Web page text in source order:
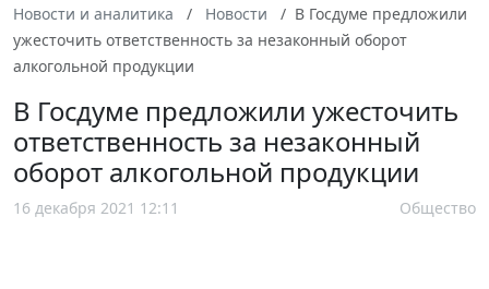
Новости и аналитика Новости
В Госдуме предложили
ужесточить ответственность за незаконный оборот
алкогольной продукции
В Госдуме предложили ужесточить
ответственность за незаконный
оборот алкогольной продукции
16 декабря 2021 12:11 Общество